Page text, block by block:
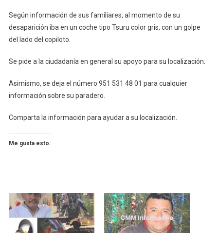
Según información de sus familiares, al momento de su
desaparición iba en un coche tipo Tsuru color gris, con un golpe
del lado del copiloto.
Se pide a la ciudadanía en general su apoyo para su localización.
Asimismo, se deja el número 951 531 48 01 para cualquier
información sobre su paradero.
Comparta la información para ayudar a su localización.
Me gusta esto: